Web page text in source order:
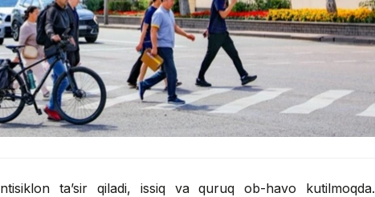
ta’sir qiladi, issiq va quruq ob-havo kutilmoqda.